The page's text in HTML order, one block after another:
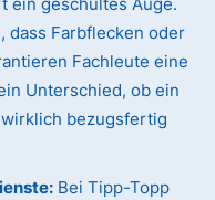
ein geschultes Auge.
dass Farbflecken oder
Fachleute eine
Unterschied, ob ein
bezugsfertig
Bei Tipp-Topp